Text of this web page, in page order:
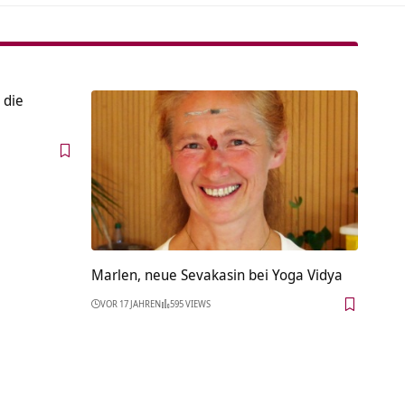
Marlen, neue Sevakasin bei Yoga Vidya
VOR 17 JAHREN 595 VIEWS